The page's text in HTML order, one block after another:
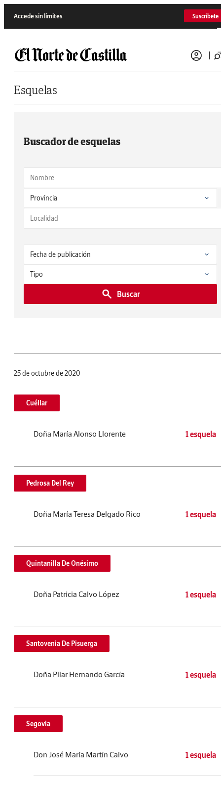
Accede sin límites Suscríbete
Esquelas
Buscador de esquelas
Buscar
25 de octubre de 2020
Cuéllar
Doña María Alonso Llorente 1 esquela
Pedrosa Del Rey
Doña María Teresa Delgado Rico 1 esquela
Quintanilla De Onésimo
Doña Patricia Calvo López 1 esquela
Santovenia De Pisuerga
Doña Pilar Hernando García 1 esquela
Segovia
Don José María Martín Calvo 1 esquela